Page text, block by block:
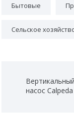
Бытовые
Сельское
насос